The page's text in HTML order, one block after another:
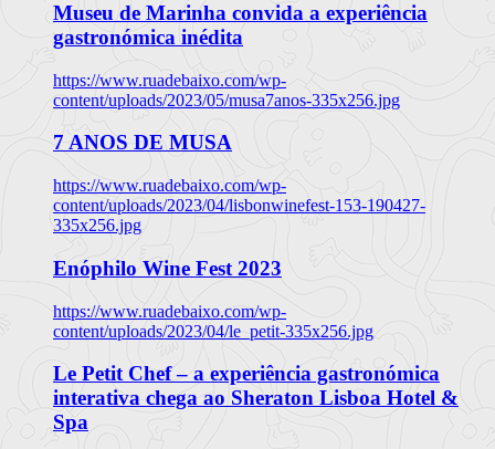
Museu de Marinha convida a experiência
gastronómica inédita
https://www.ruadebaixo.com/wp-
content/uploads/2023/05/musa7anos-335x256.jpg
7 ANOS DE MUSA
https://www.ruadebaixo.com/wp-
content/uploads/2023/04/lisbonwinefest-153-190427-
335x256.jpg
Enóphilo Wine Fest 2023
https://www.ruadebaixo.com/wp-
content/uploads/2023/04/le_petit-335x256.jpg
Le Petit Chef – a experiência gastronómica
interativa chega ao Sheraton Lisboa Hotel &
Spa